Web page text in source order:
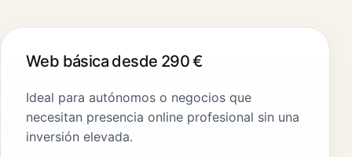
Web básica desde 290 €
Ideal para autónomos o negocios que
necesitan presencia online profesional sin una
inversión elevada.